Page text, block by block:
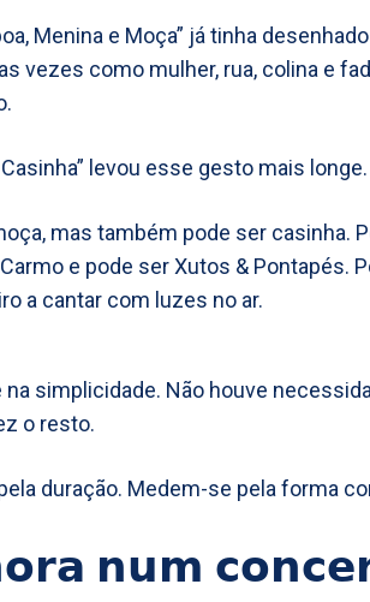
Menina e Moça” já tinha
vezes como mulher, rua, colina e
levou esse gesto mais longe.
mas também pode ser casinha.
e pode ser Xutos & Pontapés.
a cantar com luzes no ar.
simplicidade. Não houve
o resto.
duração. Medem-se pela forma
𝗻𝘂𝗺